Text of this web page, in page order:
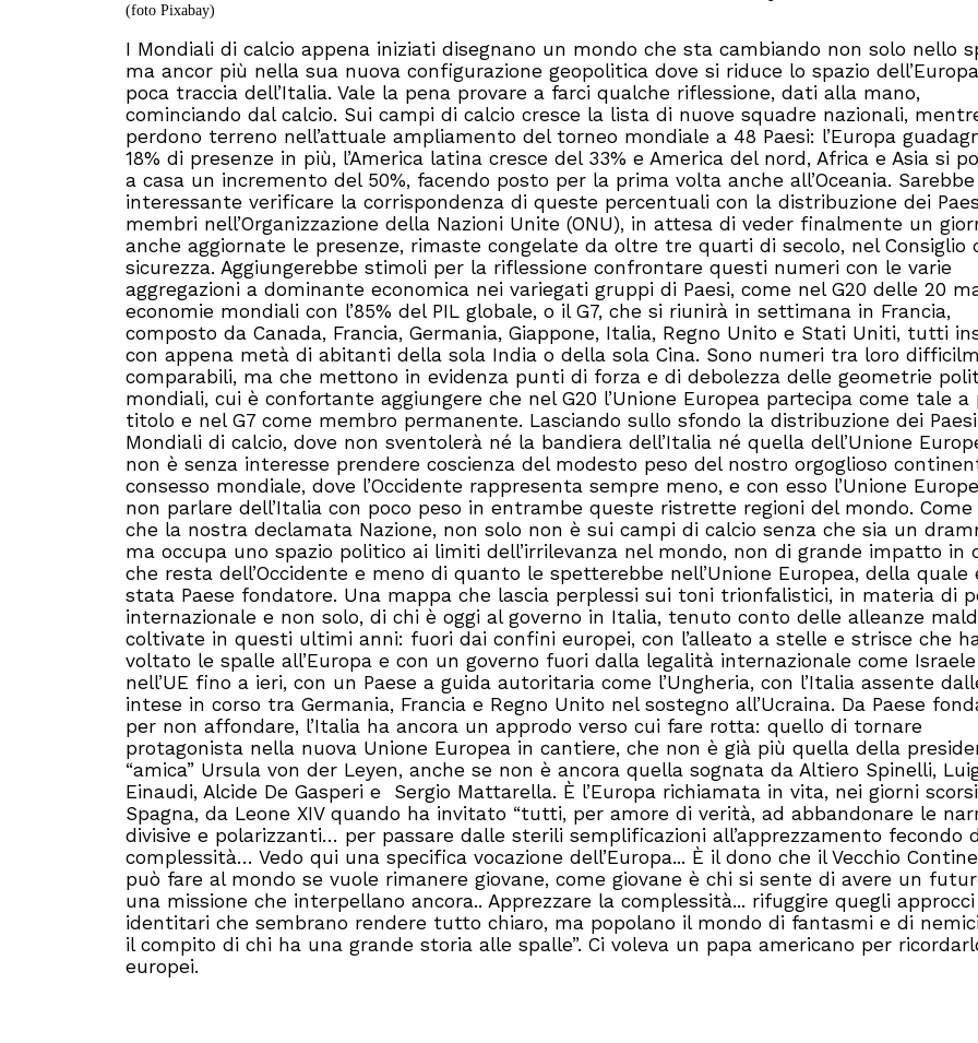
(foto Pixabay)
I Mondiali di calcio appena iniziati disegnano un mondo che sta cambiando non solo nello
ma ancor più nella sua nuova configurazione geopolitica dove si riduce lo spazio dell’Europa
poca traccia dell’Italia. Vale la pena provare a farci qualche riflessione, dati alla mano,
cominciando dal calcio. Sui campi di calcio cresce la lista di nuove squadre nazionali,
perdono terreno nell’attuale ampliamento del torneo mondiale a 48 Paesi: l’Europa
18% di presenze in più, l’America latina cresce del 33% e America del nord, Africa e Asia si
a casa un incremento del 50%, facendo posto per la prima volta anche all’Oceania. Sarebbe
interessante verificare la corrispondenza di queste percentuali con la distribuzione dei
membri nell’Organizzazione della Nazioni Unite (ONU), in attesa di veder finalmente un
anche aggiornate le presenze, rimaste congelate da oltre tre quarti di secolo, nel Consiglio
sicurezza. Aggiungerebbe stimoli per la riflessione confrontare questi numeri con le varie
aggregazioni a dominante economica nei variegati gruppi di Paesi, come nel G20 delle 20
economie mondiali con l’85% del PIL globale, o il G7, che si riunirà in settimana in Francia,
composto da Canada, Francia, Germania, Giappone, Italia, Regno Unito e Stati Uniti, tutti
con appena metà di abitanti della sola India o della sola Cina. Sono numeri tra loro
comparabili, ma che mettono in evidenza punti di forza e di debolezza delle geometrie
mondiali, cui è confortante aggiungere che nel G20 l’Unione Europea partecipa come tale a
titolo e nel G7 come membro permanente. Lasciando sullo sfondo la distribuzione dei
Mondiali di calcio, dove non sventolerà né la bandiera dell’Italia né quella dell’Unione
non è senza interesse prendere coscienza del modesto peso del nostro orgoglioso
consesso mondiale, dove l’Occidente rappresenta sempre meno, e con esso l’Unione
non parlare dell’Italia con poco peso in entrambe queste ristrette regioni del mondo. Come
che la nostra declamata Nazione, non solo non è sui campi di calcio senza che sia un
ma occupa uno spazio politico ai limiti dell’irrilevanza nel mondo, non di grande impatto in
che resta dell’Occidente e meno di quanto le spetterebbe nell’Unione Europea, della quale
stata Paese fondatore. Una mappa che lascia perplessi sui toni trionfalistici, in materia di
internazionale e non solo, di chi è oggi al governo in Italia, tenuto conto delle alleanze
coltivate in questi ultimi anni: fuori dai confini europei, con l’alleato a stelle e strisce che
voltato le spalle all’Europa e con un governo fuori dalla legalità internazionale come
nell’UE fino a ieri, con un Paese a guida autoritaria come l’Ungheria, con l’Italia assente
intese in corso tra Germania, Francia e Regno Unito nel sostegno all’Ucraina. Da Paese
per non affondare, l’Italia ha ancora un approdo verso cui fare rotta: quello di tornare
protagonista nella nuova Unione Europea in cantiere, che non è già più quella della
“amica” Ursula von der Leyen, anche se non è ancora quella sognata da Altiero Spinelli,
Einaudi, Alcide De Gasperi e Sergio Mattarella. È l’Europa richiamata in vita, nei giorni
Spagna, da Leone XIV quando ha invitato “tutti, per amore di verità, ad abbandonare le
divisive e polarizzanti… per passare dalle sterili semplificazioni all’apprezzamento fecondo
complessità… Vedo qui una specifica vocazione dell’Europa... È il dono che il Vecchio
può fare al mondo se vuole rimanere giovane, come giovane è chi si sente di avere un
una missione che interpellano ancora.. Apprezzare la complessità... rifuggire quegli approcci
identitari che sembrano rendere tutto chiaro, ma popolano il mondo di fantasmi e di
il compito di chi ha una grande storia alle spalle”. Ci voleva un papa americano per
europei.